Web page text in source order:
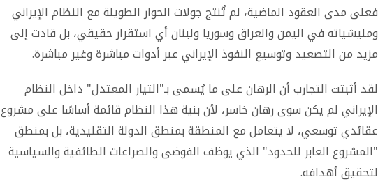
فعلى مدى العقود الماضية، لم تُنتج جولات الحوار الطويلة مع النظام الإيراني
ومليشياته في اليمن والعراق وسوريا ولبنان أي استقرار حقيقي، بل قادت إلى
مزيد من التصعيد وتوسيع النفوذ الإيراني عبر أدوات مباشرة وغير مباشرة.
لقد أثبتت التجارب أن الرهان على ما يُسمى بـ"التيار المعتدل" داخل النظام
الإيراني لم يكن سوى رهان خاسر، لأن بنية هذا النظام قائمة أساسًا على مشروع
عقائدي توسعي، لا يتعامل مع المنطقة بمنطق الدولة التقليدية، بل بمنطق
"المشروع العابر للحدود" الذي يوظف الفوضى والصراعات الطائفية والسياسية
لتحقيق أهدافه.